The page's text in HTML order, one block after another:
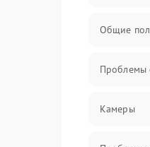
Общие
Проблемы
Камеры